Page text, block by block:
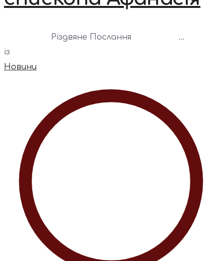
Різдвяне Послання ...
із
Новини